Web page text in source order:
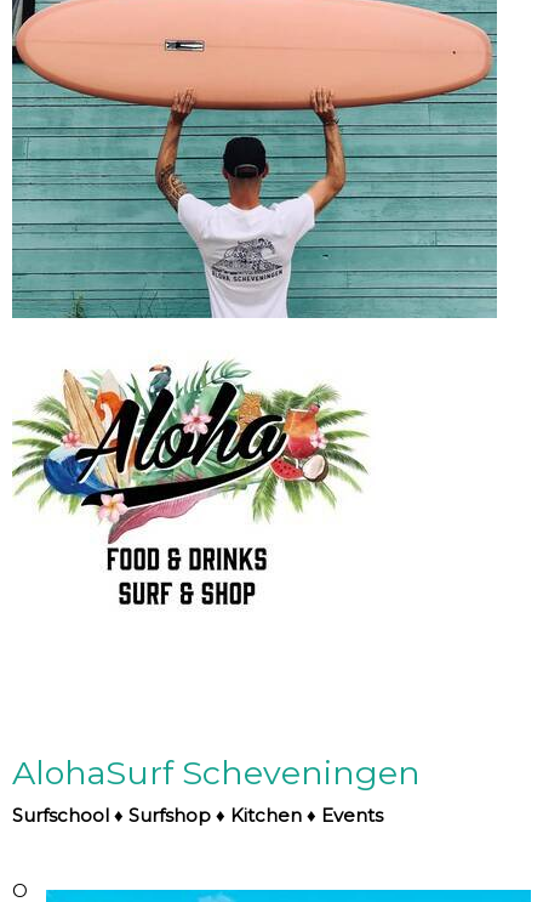
AlohaSurf Scheveningen
Surfschool ♦ Surfshop ♦ Kitchen ♦ Events
O